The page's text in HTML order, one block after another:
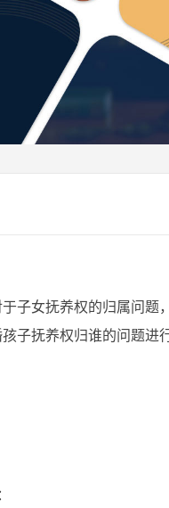
子女抚养权的归属问题
子抚养权归谁的问题进